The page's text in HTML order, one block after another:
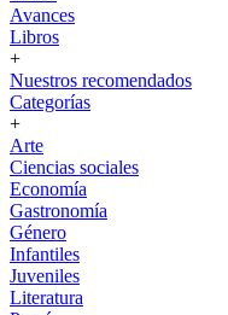
Avances
Libros
+
Nuestros recomendados
Categorías
+
Arte
Ciencias sociales
Economía
Gastronomía
Género
Infantiles
Juveniles
Literatura